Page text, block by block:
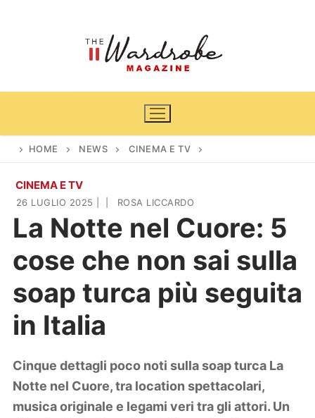
Home
News
Cinema e TV
Casa & Giardino
Arredamento
Piante e fiori
DIY
Lifestyle
Viaggi
HOME NEWS CINEMA E TV
CINEMA E TV
26 LUGLIO 2025 ROSA LICCARDO
La Notte nel Cuore: 5
cose che non sai sulla
soap turca più seguita
in Italia
Cinque dettagli poco noti sulla soap turca La
Notte nel Cuore, tra location spettacolari,
musica originale e legami veri tra gli attori. Un